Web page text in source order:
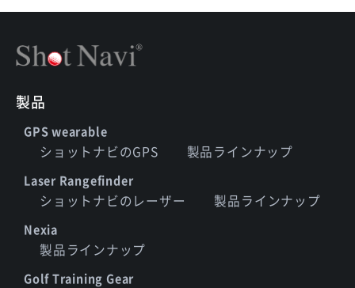
製品
GPS wearable
ショットナビのGPS 製品ラインナップ
Laser Rangefinder
ショットナビのレーザー 製品ラインナップ
Nexia
製品ラインナップ
Golf Training Gear